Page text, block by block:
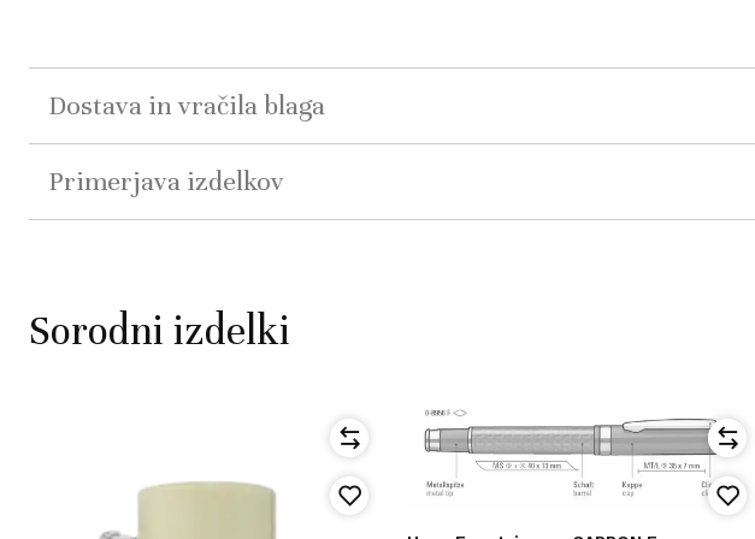
Dostava in vračila blaga
Primerjava izdelkov
Sorodni izdelki